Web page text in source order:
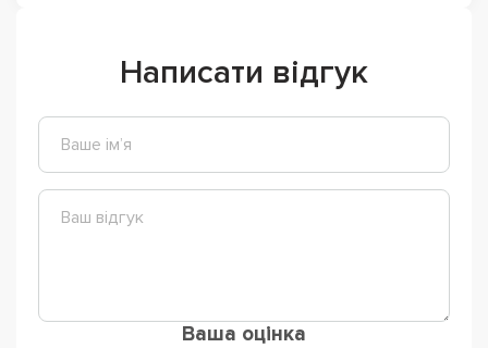
Написати відгук
Ваша оцінка